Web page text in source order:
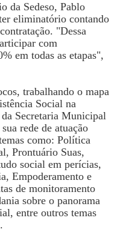
da Sedeso, Pablo
eliminatório contando
"Dessa
com
em todas as etapas",
trabalhando o mapa
Social na
Secretaria Municipal
rede de atuação
como: Política
Prontuário Suas,
social em perícias,
Empoderamento e
de monitoramento
sobre o panorama
entre outros temas